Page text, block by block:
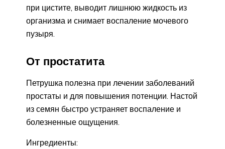
при цистите, выводит лишнюю жидкость из
организма и снимает воспаление мочевого
пузыря.
От простатита
Петрушка полезна при лечении заболеваний
простаты и для повышения потенции. Настой
из семян быстро устраняет воспаление и
болезненные ощущения.
Ингредиенты: